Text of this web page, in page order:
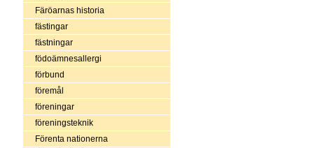
Färöarnas historia
fästingar
fästningar
födoämnesallergi
förbund
föremål
föreningar
föreningsteknik
Förenta nationerna